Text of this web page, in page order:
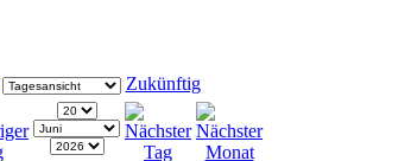
Zukünftig